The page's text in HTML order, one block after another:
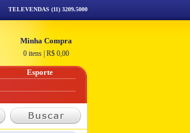
TELEVENDAS (11) 3209.5000
Minha Compra
0 itens R$ 0,00
Esporte